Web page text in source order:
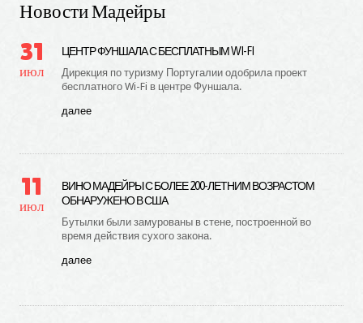
Новости Мадейры
31
июл
ЦЕНТР ФУНШАЛА С БЕСПЛАТНЫМ WI-FI
Дирекция по туризму Португалии одобрила проект
бесплатного Wi-Fi в центре Фуншала.
далее
11
июл
ВИНО МАДЕЙРЫ С БОЛЕЕ 200-ЛЕТНИМ ВОЗРАСТОМ
ОБНАРУЖЕНО В США
Бутылки были замурованы в стене, построенной во
время действия сухого закона.
далее